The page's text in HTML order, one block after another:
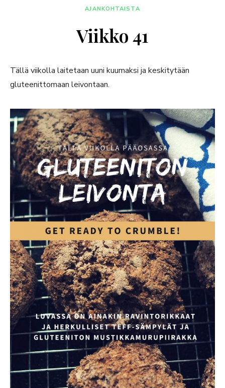
AJANKOHTAISTA
Viikko 41
Tällä viikolla laitetaan uuni kuumaksi ja keskitytään
gluteenittomaan leivontaan.